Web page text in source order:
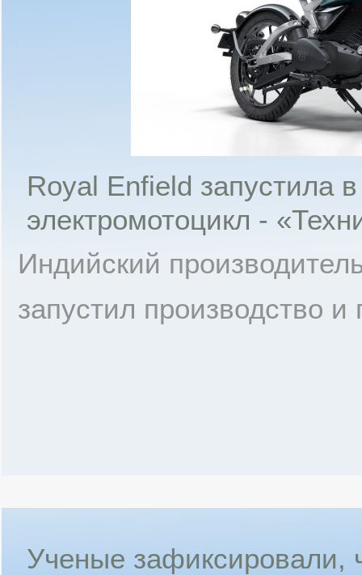
Royal Enfield запустила
электромотоцикл -
Индийский
запустил производство
Ученые зафиксировали,